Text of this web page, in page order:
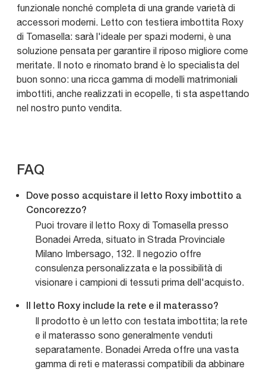
funzionale nonché completa di una grande varietà di
accessori moderni. Letto con testiera imbottita Roxy
di Tomasella: sarà l'ideale per spazi moderni, è una
soluzione pensata per garantire il riposo migliore come
meritate. Il noto e rinomato brand è lo specialista del
buon sonno: una ricca gamma di modelli matrimoniali
imbottiti, anche realizzati in ecopelle, ti sta aspettando
nel nostro punto vendita.
FAQ
Dove posso acquistare il letto Roxy imbottito a
Concorezzo?
Puoi trovare il letto Roxy di Tomasella presso
Bonadei Arreda, situato in Strada Provinciale
Milano Imbersago, 132. Il negozio offre
consulenza personalizzata e la possibilità di
visionare i campioni di tessuti prima dell'acquisto.
Il letto Roxy include la rete e il materasso?
Il prodotto è un letto con testata imbottita; la rete
e il materasso sono generalmente venduti
separatamente. Bonadei Arreda offre una vasta
gamma di reti e materassi compatibili da abbinare